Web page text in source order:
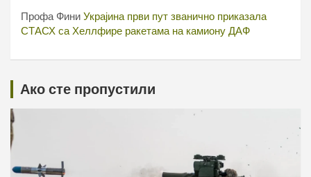
Профа Фини Украјина први пут званично приказала
СТАСХ са Хеллфире ракетама на камиону ДАФ
Ако сте пропустили